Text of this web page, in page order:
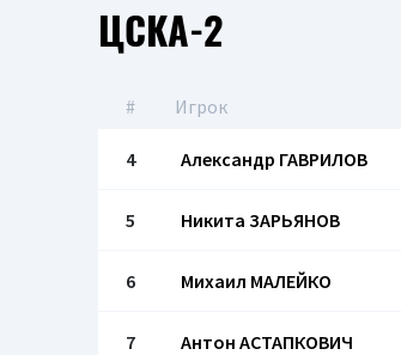
ЦСКА-2
# Игрок
4 Александр ГАВРИЛОВ
5 Никита ЗАРЬЯНОВ
6 Михаил МАЛЕЙКО
7 Антон АСТАПКОВИЧ